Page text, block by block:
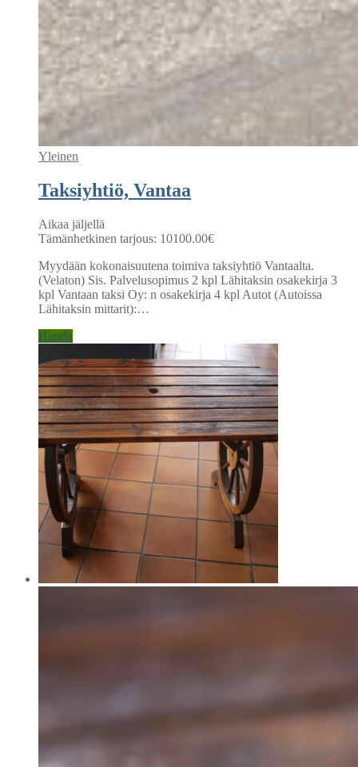
Yleinen
Taksiyhtiö, Vantaa
Aikaa jäljellä
Tämänhetkinen tarjous: 10100.00€
Myydään kokonaisuutena toimiva taksiyhtiö Vantaalta.
(Velaton) Sis. Palvelusopimus 2 kpl Lähitaksin osakekirja 3
kpl Vantaan taksi Oy: n osakekirja 4 kpl Autot (Autoissa
Lähitaksin mittarit):…
Huuda